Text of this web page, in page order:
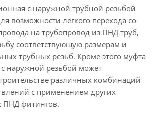
с наружной трубной резьбой
возможности легкого перехода со
на трубопровод из ПНД труб,
соответствующую размерам и
трубных резьб. Кроме этого муфта
наружной резьбой может
различных комбинаций
с применением других
ПНД фитингов.